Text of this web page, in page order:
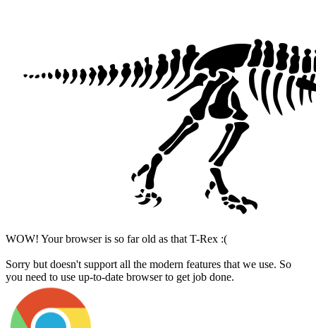
WOW! Your browser is so far old as that T-Rex :(
Sorry but doesn't support all the modern features that we use. So
you need to use up-to-date browser to get job done.